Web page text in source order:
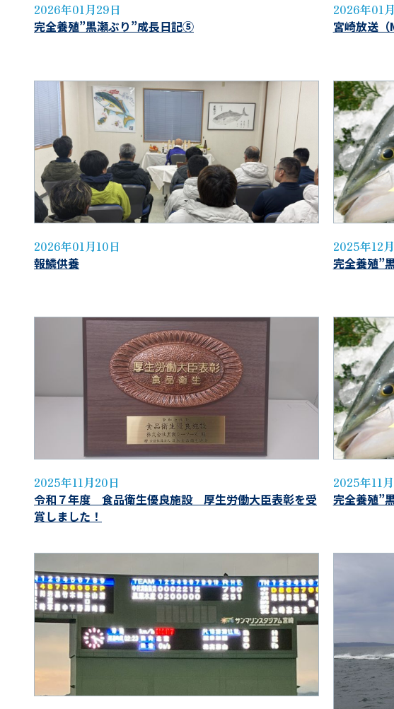
2026年01月29日
完全養殖”黒瀬ぶり”成長日記⑤
2026年01
宮崎放送（
2026年01月10日
報鱗供養
2025年12
完全養殖”
2025年11月20日
令和７年度 食品衛生優良施設 厚生労働大臣表彰を受
賞しました！
2025年11
完全養殖”